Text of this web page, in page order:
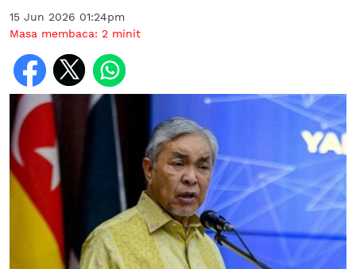
15 Jun 2026 01:24pm
Masa membaca: 2 minit